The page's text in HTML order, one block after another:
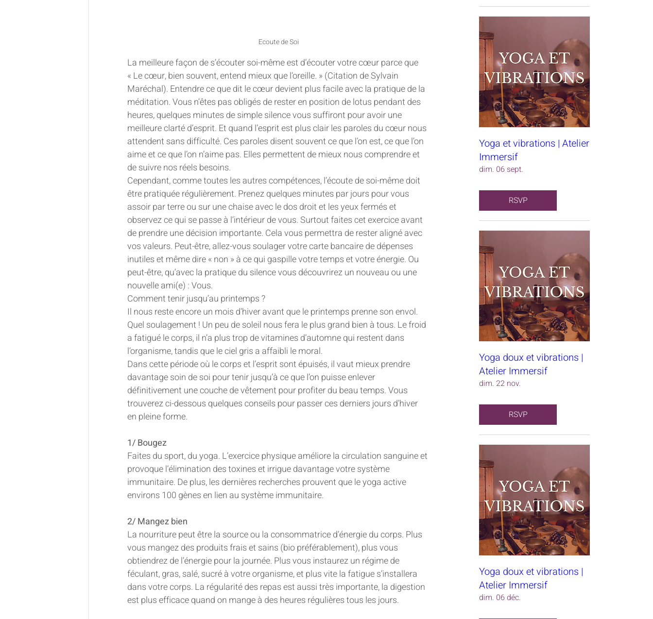
Ecoute de Soi
La meilleure façon de s’écouter soi-même est d’écouter votre cœur parce que
« Le cœur, bien souvent, entend mieux que l’oreille. » (Citation de Sylvain
Maréchal). Entendre ce que dit le cœur devient plus facile avec la pratique de la
méditation. Vous n’êtes pas obligés de rester en position de lotus pendant des
heures, quelques minutes de simple silence vous suffiront pour avoir une
meilleure clarté d’esprit. Et quand l’esprit est plus clair les paroles du cœur nous
attendent sans difficulté. Ces paroles disent souvent ce que l’on est, ce que l’on
aime et ce que l’on n’aime pas. Elles permettent de mieux nous comprendre et
de suivre nos réels besoins.
Cependant, comme toutes les autres compétences, l’écoute de soi-même doit
être pratiquée régulièrement. Prenez quelques minutes par jours pour vous
assoir par terre ou sur une chaise avec le dos droit et les yeux fermés et
observez ce qui se passe à l’intérieur de vous. Surtout faites cet exercice avant
de prendre une décision importante. Cela vous permettra de rester aligné avec
vos valeurs. Peut-être, allez-vous soulager votre carte bancaire de dépenses
inutiles et même dire « non » à ce qui gaspille votre temps et votre énergie. Ou
peut-être, qu’avec la pratique du silence vous découvrirez un nouveau ou une
nouvelle ami(e) : Vous.
Comment tenir jusqu’au printemps ?
Il nous reste encore un mois d’hiver avant que le printemps prenne son envol.
Quel soulagement ! Un peu de soleil nous fera le plus grand bien à tous. Le froid
a fatigué le corps, il n’a plus trop de vitamines d’automne qui restent dans
l’organisme, tandis que le ciel gris a affaibli le moral.
Dans cette période où le corps et l’esprit sont épuisés, il vaut mieux prendre
davantage soin de soi pour tenir jusqu’à ce que l’on puisse enlever
définitivement une couche de vêtement pour profiter du beau temps. Vous
trouverez ci-dessous quelques conseils pour passer ces derniers jours d’hiver
en pleine forme.
1/ Bougez
Faites du sport, du yoga. L’exercice physique améliore la circulation sanguine et
provoque l’élimination des toxines et irrigue davantage votre système
immunitaire. De plus, les dernières recherches prouvent que le yoga active
environs 100 gènes en lien au système immunitaire.
2/ Mangez bien
La nourriture peut être la source ou la consommatrice d’énergie du corps. Plus
vous mangez des produits frais et sains (bio préférablement), plus vous
obtiendrez de l’énergie pour la journée. Plus vous instaurez un régime de
féculant, gras, salé, sucré à votre organisme, et plus vite la fatigue s’installera
dans votre corps. La régularité des repas est aussi très importante, la digestion
est plus efficace quand on mange à des heures régulières tous les jours.
Yoga et vibrations | Atelier
Immersif
dim. 06 sept.
RSVP
Yoga doux et vibrations |
Atelier Immersif
dim. 22 nov.
RSVP
Yoga doux et vibrations |
Atelier Immersif
dim. 06 déc.